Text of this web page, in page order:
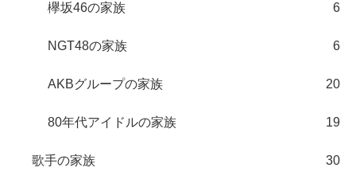
欅坂46の家族 6
NGT48の家族 6
AKBグループの家族 20
80年代アイドルの家族 19
歌手の家族 30